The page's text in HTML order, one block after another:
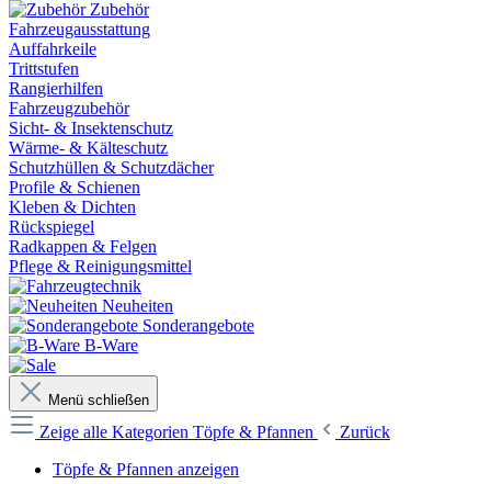
Zubehör
Fahrzeugausstattung
Auffahrkeile
Trittstufen
Rangierhilfen
Fahrzeugzubehör
Sicht- & Insektenschutz
Wärme- & Kälteschutz
Schutzhüllen & Schutzdächer
Profile & Schienen
Kleben & Dichten
Rückspiegel
Radkappen & Felgen
Pflege & Reinigungsmittel
Neuheiten
Sonderangebote
B-Ware
Menü schließen
Zeige alle Kategorien Töpfe & Pfannen
Zurück
Töpfe & Pfannen anzeigen